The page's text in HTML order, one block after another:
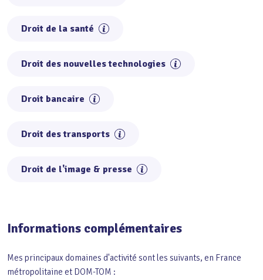
Droit de la santé
Droit des nouvelles technologies
Droit bancaire
Droit des transports
Droit de l'image & presse
Informations complémentaires
Mes principaux domaines d'activité sont les suivants, en France
métropolitaine et DOM-TOM :